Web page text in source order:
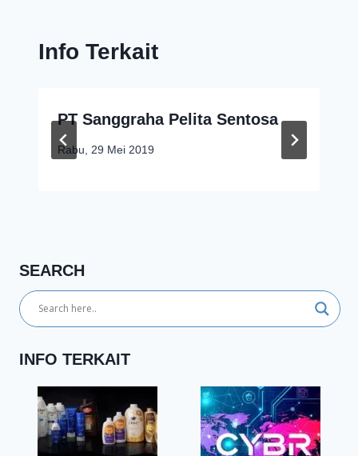
Info Terkait
PT Sanggraha Pelita Sentosa
Rabu, 29 Mei 2019
SEARCH
INFO TERKAIT